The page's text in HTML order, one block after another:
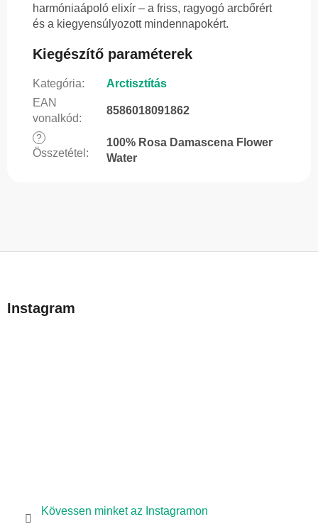
harmóniaápoló elixír – a friss, ragyogó arcbőrért
és a kiegyensúlyozott mindennapokért.
Kiegészítő paraméterek
Kategória:
Arctisztítás
EAN
vonalkód:
8586018091862
?
Összetétel :
100% Rosa Damascena Flower
Water
bInstagram
Kövessen minket az Instagramon